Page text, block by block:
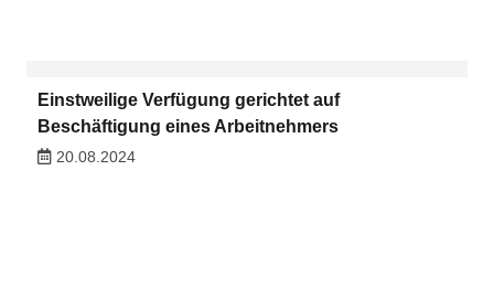
Einstweilige Verfügung gerichtet auf
Beschäftigung eines Arbeitnehmers
20.08.2024